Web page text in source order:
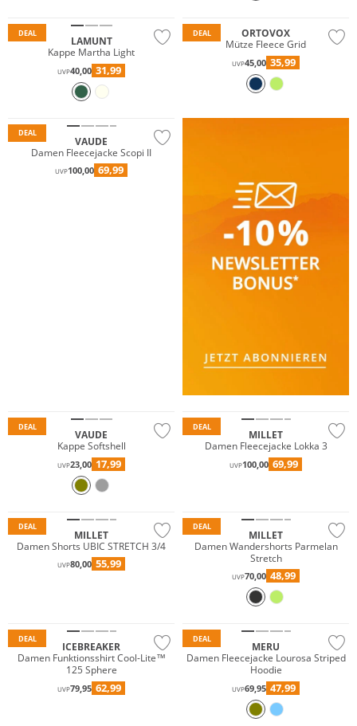
DEAL
LAMUNT
Kappe Martha Light
UVP40,00 31,99
DEAL
ORTOVOX
Mütze Fleece Grid
UVP45,00 35,99
DEAL
VAUDE
Damen Fleecejacke Scopi II
UVP100,00 69,99
DEAL
VAUDE
Kappe Softshell
UVP23,00 17,99
DEAL
Nachhaltig
MILLET
Damen Fleecejacke Lokka 3
UVP100,00 69,99
DEAL
MILLET
Damen Shorts UBIC STRETCH 3/4
UVP80,00 55,99
DEAL
MILLET
Damen Wandershorts Parmelan
Stretch
UVP70,00 48,99
DEAL
ICEBREAKER
Damen Funktionsshirt Cool-Lite™
125 Sphere
UVP79,95 62,99
DEAL
MERU
Damen Fleecejacke Lourosa Striped
Hoodie
UVP69,95 47,99